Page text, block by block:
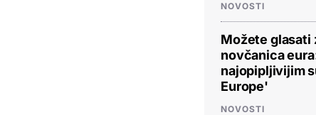
NOVOSTI
Možete glasati
novčanica
najopipljivijim
Europe'
NOVOSTI